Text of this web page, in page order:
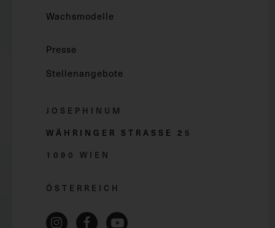
Wachsmodelle
Presse
Stellenangebote
JOSEPHINUM
WÄHRINGER STRASSE 2 5
1090 WIEN
ÖSTERREICH